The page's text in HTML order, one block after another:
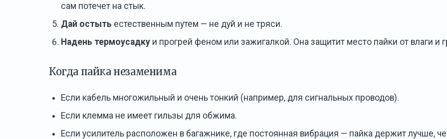
сам потечет на стык.
Дай остыть естественным путем — не дуй и не тряси.
Надень термоусадку и прогрей феном или зажигалкой. Она защитит место пайки от влаги и
Когда пайка незаменима
Если кабель многожильный и очень тонкий (например, для сигнальных проводов).
Если клемма не имеет гильзы для обжима.
Если усилитель расположен в багажнике, где постоянная вибрация — пайка держит лучше,